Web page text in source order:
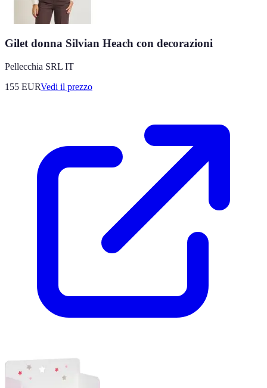
Gilet donna Silvian Heach con decorazioni
Pellecchia SRL IT
155 EURVedi il prezzo